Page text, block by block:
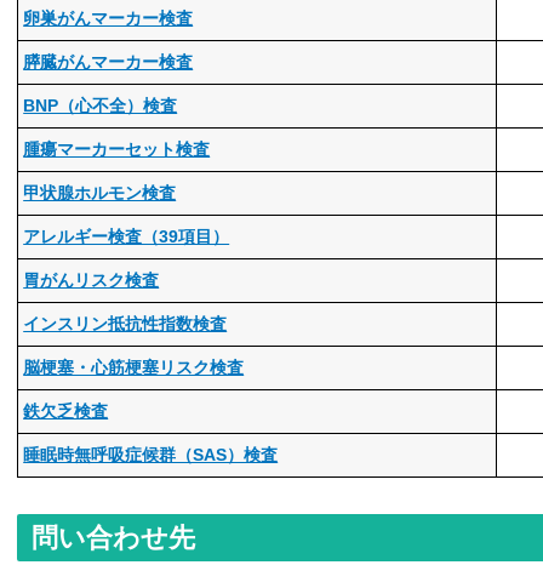
卵巣がんマーカー検査
膵臓がんマーカー検査
BNP（心不全）検査
腫瘍マーカーセット検査
甲状腺ホルモン検査
アレルギー検査（39項目）
胃がんリスク検査
インスリン抵抗性指数検査
脳梗塞・心筋梗塞リスク検査
鉄欠乏検査
睡眠時無呼吸症候群（SAS）検査
問い合わせ先